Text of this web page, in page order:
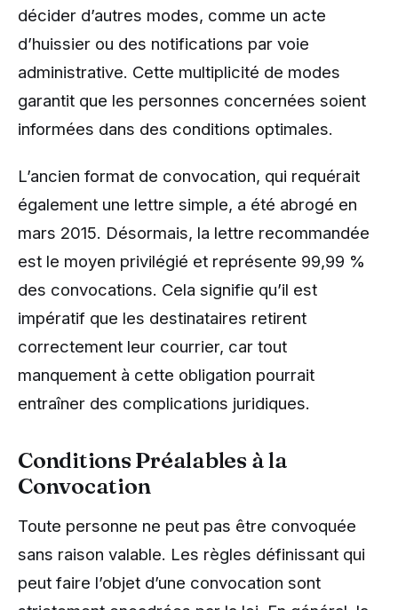
décider d’autres modes, comme un acte
d’huissier ou des notifications par voie
administrative. Cette multiplicité de modes
garantit que les personnes concernées soient
informées dans des conditions optimales.
L’ancien format de convocation, qui requérait
également une lettre simple, a été abrogé en
mars 2015. Désormais, la lettre recommandée
est le moyen privilégié et représente 99,99 %
des convocations. Cela signifie qu’il est
impératif que les destinataires retirent
correctement leur courrier, car tout
manquement à cette obligation pourrait
entraîner des complications juridiques.
Conditions Préalables à la
Convocation
Toute personne ne peut pas être convoquée
sans raison valable. Les règles définissant qui
peut faire l’objet d’une convocation sont